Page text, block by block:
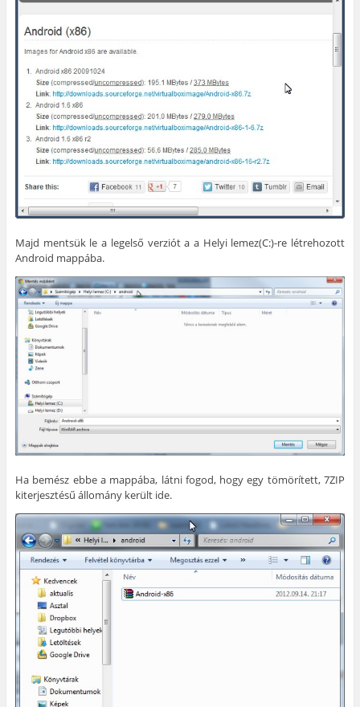
Majd mentsük le a legelső verziót a a Helyi lemez(C:)-re létrehozott
Android mappába.
Ha bemész ebbe a mappába, látni fogod, hogy egy tömörített, 7ZIP
kiterjesztésű állomány került ide.